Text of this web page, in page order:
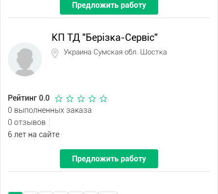
Предложить работу
КП ТД "Берізка-Сервіс"
Украина Сумская обл. Шостка
Рейтинг 0.0
0 выполненных заказа
0 отзывов
6 лет на сайте
Предложить работу